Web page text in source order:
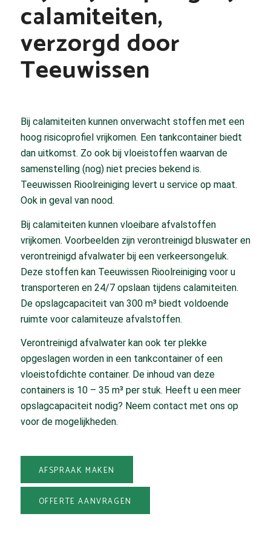
calamiteiten,
verzorgd door
Teeuwissen
Bij calamiteiten kunnen onverwacht stoffen met een
hoog risicoprofiel vrijkomen. Een tankcontainer biedt
dan uitkomst. Zo ook bij vloeistoffen waarvan de
samenstelling (nog) niet precies bekend is.
Teeuwissen Rioolreiniging levert u service op maat.
Ook in geval van nood.
Bij calamiteiten kunnen vloeibare afvalstoffen
vrijkomen. Voorbeelden zijn verontreinigd bluswater en
verontreinigd afvalwater bij een verkeersongeluk.
Deze stoffen kan Teeuwissen Rioolreiniging voor u
transporteren en 24/7 opslaan tijdens calamiteiten.
De opslagcapaciteit van 300 m³ biedt voldoende
ruimte voor calamiteuze afvalstoffen.
Verontreinigd afvalwater kan ook ter plekke
opgeslagen worden in een tankcontainer of een
vloeistofdichte container. De inhoud van deze
containers is 10 – 35 m³ per stuk. Heeft u een meer
opslagcapaciteit nodig? Neem contact met ons op
voor de mogelijkheden.
AFSPRAAK MAKEN
OFFERTE AANVRAGEN